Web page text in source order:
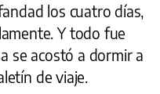
los cuatro días,
Y todo fue
se acostó a dormir a
de viaje.